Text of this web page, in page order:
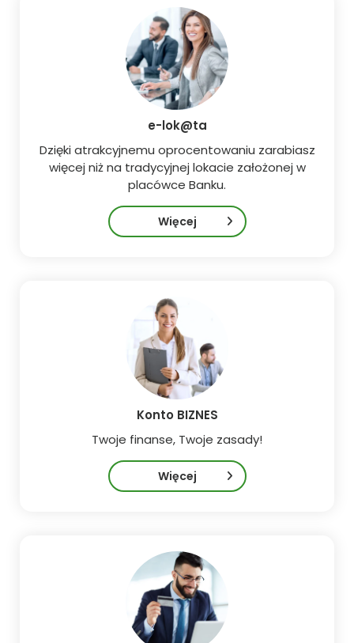
e-lok@ta
Dzięki atrakcyjnemu oprocentowaniu zarabiasz
więcej niż na tradycyjnej lokacie założonej w
placówce Banku.
Więcej
Konto BIZNES
Twoje finanse, Twoje zasady!
Więcej